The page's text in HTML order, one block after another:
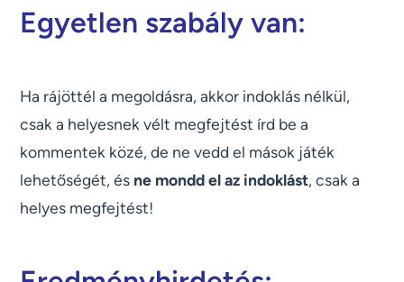
Egyetlen szabály van:
Ha rájöttél a megoldásra, akkor indoklás nélkül,
csak a helyesnek vélt megfejtést írd be a
kommentek közé, de ne vedd el mások játék
lehetőségét, és ne mondd el az indoklást, csak a
helyes megfejtést!